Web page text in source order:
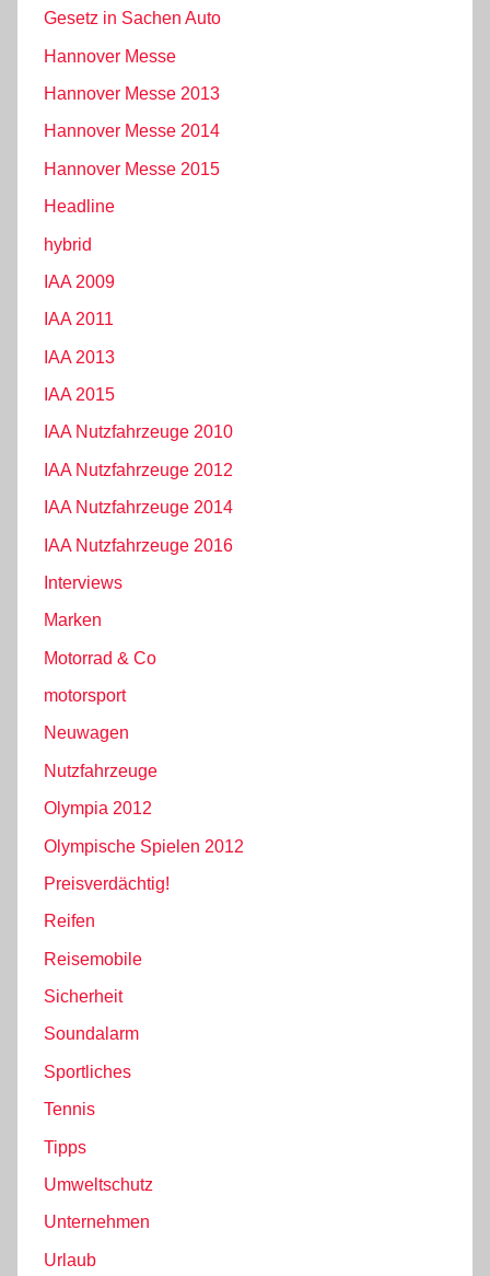
Gesetz in Sachen Auto
Hannover Messe
Hannover Messe 2013
Hannover Messe 2014
Hannover Messe 2015
Headline
hybrid
IAA 2009
IAA 2011
IAA 2013
IAA 2015
IAA Nutzfahrzeuge 2010
IAA Nutzfahrzeuge 2012
IAA Nutzfahrzeuge 2014
IAA Nutzfahrzeuge 2016
Interviews
Marken
Motorrad & Co
motorsport
Neuwagen
Nutzfahrzeuge
Olympia 2012
Olympische Spielen 2012
Preisverdächtig!
Reifen
Reisemobile
Sicherheit
Soundalarm
Sportliches
Tennis
Tipps
Umweltschutz
Unternehmen
Urlaub